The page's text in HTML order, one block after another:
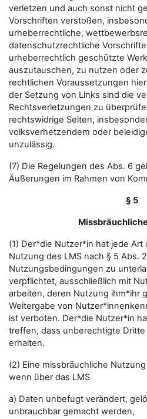
verletzen und auch sonst nicht
Vorschriften verstoßen,
urheberrechtliche,
datenschutzrechtliche
urheberrechtlich geschützte
auszutauschen, zu nutzen oder
rechtlichen Voraussetzungen
der Setzung von Links sind die
Rechtsverletzungen zu
rechtswidrige Seiten,
volksverhetzendem oder
unzulässig.
(7) Die Regelungen des Abs. 6
Äußerungen im Rahmen von
§ 5
(1) Der*die Nutzer*in hat jede Art
Nutzung des LMS nach § 5 Abs.
Nutzungsbedingungen zu
verpflichtet, ausschließlich mit
arbeiten, deren Nutzung ihm*ihr
Weitergabe von
ist verboten. Der*die Nutzer*in
treffen, dass unberechtigte
erhalten.
(2) Eine missbräuchliche
wenn über das LMS
a) Daten unbefugt verändert,
unbrauchbar gemacht werden,